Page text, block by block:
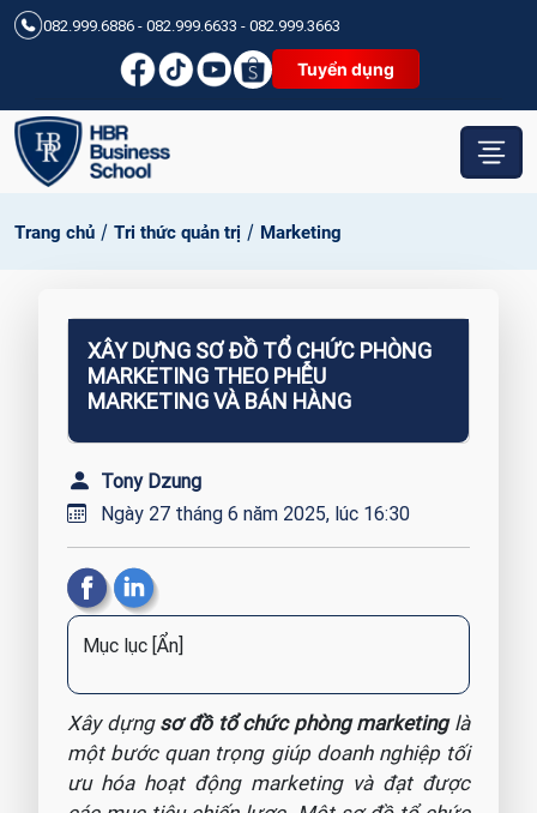
082.999.6886 - 082.999.6633 - 082.999.3663
Tuyển dụng
Trang chủ / Tri thức quản trị / Marketing
XÂY DỰNG SƠ ĐỒ TỔ CHỨC PHÒNG
MARKETING THEO PHỄU
MARKETING VÀ BÁN HÀNG
Tony Dzung
Ngày 27 tháng 6 năm 2025, lúc 16:30
Mục lục [Ẩn]
Xây dựngsơ đồ tổ chức phòng marketinglà
một bước quan trọng giúp doanh nghiệp tối
ưu hóa hoạt động marketing và đạt được